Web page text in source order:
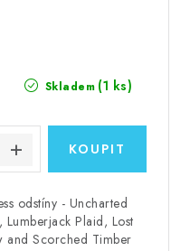
Skladem (1 ks)
odstíny - Uncharted
Lumberjack Plaid, Lost
and Scorched Timber